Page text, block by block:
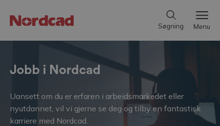
Søgning Menu
Jobb i Nordcad
Uansett om du er erfaren i arbeidsmarkedet eller
nyutdannet, vil vi gjerne se deg og tilby en fantastisk
karriere med Nordcad.